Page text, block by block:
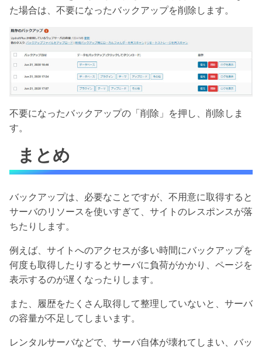
た場合は、不要になったバックアップを削除します。
不要になったバックアップの「削除」を押し、削除しま
す。
まとめ
バックアップは、必要なことですが、不用意に取得すると
サーバのリソースを使いすぎて、サイトのレスポンスが落
ちたりします。
例えば、サイトへのアクセスが多い時間にバックアップを
何度も取得したりするとサーバに負荷がかかり、ページを
表示するのが遅くなったりします。
また、履歴をたくさん取得して整理していないと、サーバ
の容量が不足してしまいます。
レンタルサーバなどで、サーバ自体が壊れてしまい、バッ